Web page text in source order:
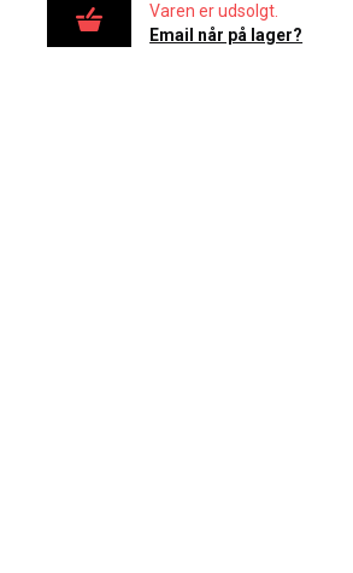
Varen er udsolgt.
Email når på lager?